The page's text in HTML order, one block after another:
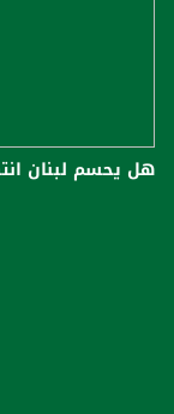
هل يحسم لبنان